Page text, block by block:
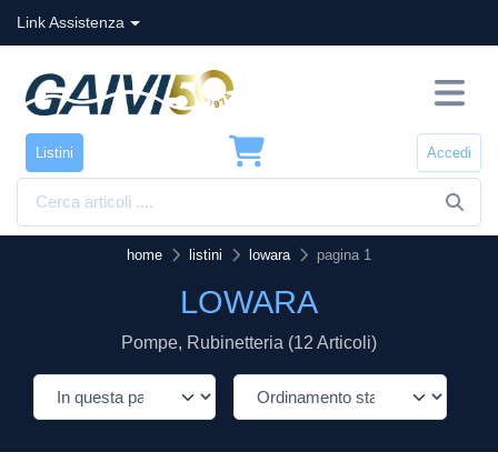
Link Assistenza
Listini Accedi
home listini lowara pagina 1
LOWARA
Pompe, Rubinetteria (12 Articoli)